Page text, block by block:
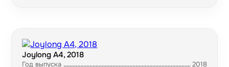
Joylong A4, 2018
Год выпуска
2018